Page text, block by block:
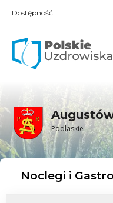
Dostępność
Podlaskie
Noclegi i